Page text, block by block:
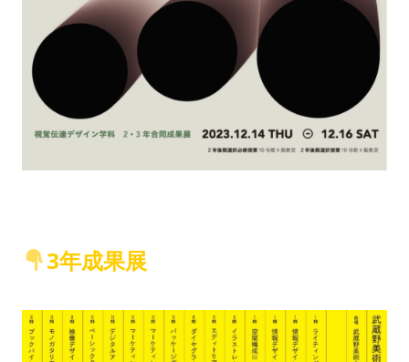
3年成果展